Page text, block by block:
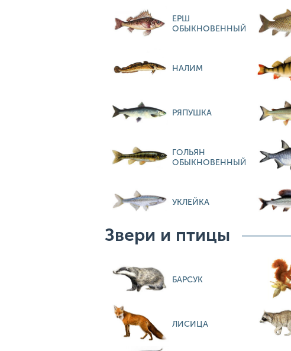
ЕРШ
ОБЫКНОВЕННЫЙ
НАЛИМ
РЯПУШКА
ГОЛЬЯН
ОБЫКНОВЕННЫЙ
УКЛЕЙКА
Звери и птицы
БАРСУК
ЛИСИЦА